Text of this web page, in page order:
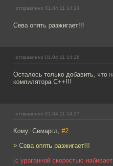
отправлено 01.04.11 14:24
Сева опять разжигает!!!
отправлено 01.04.11 14:26
Осталось только добавить, что
компилятора C++!!!
отправлено 01.04.11 14:27
Кому: Семаргл, #2
> Cева опять разжигает!!!
[с ураганной скоростью